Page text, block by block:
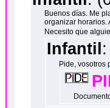
Buenos días. Me
organizar horarios.
Necesito que
Infantil
Pide, vosotros